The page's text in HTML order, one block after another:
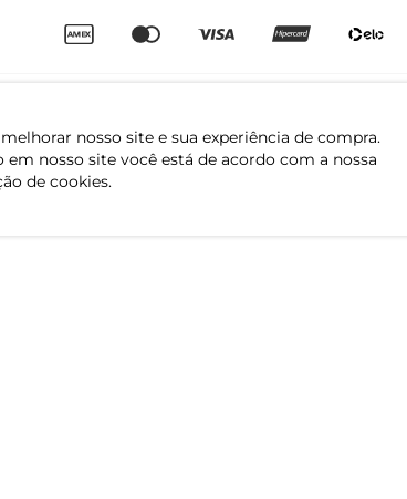
nosso site e sua experiência de compra.
nosso site você está de acordo com a nossa
de cookies.